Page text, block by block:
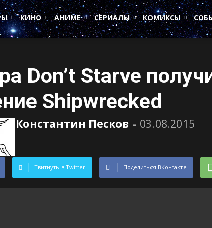
КИНО АНИМЕ СЕРИАЛЫ КОМИКСЫ
Don’t Starve
Shipwrecked
Константин Песков - 03.08.2015
Твитнуть в Twitter Поделиться ВКонтакте